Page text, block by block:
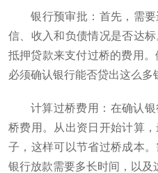
银行预审批‌：首先，需
信、收入和负债情况是否达
抵押贷款来支付过桥的费用
必须确认银行能否贷出这么多
计算过桥费用‌：在确认
桥费用。从出资日开始计算
子，这样可以节省过桥成本
银行放款需要多长时间，以及